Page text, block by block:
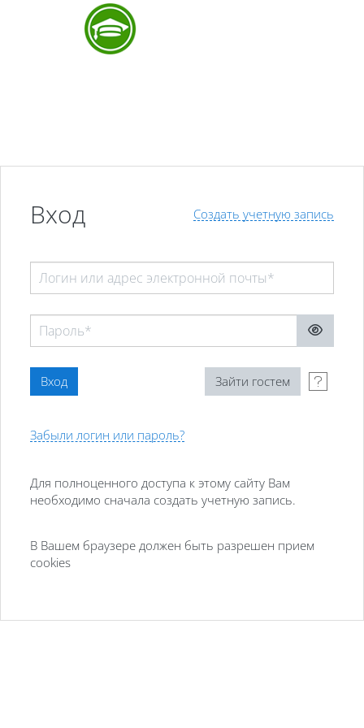
Перейти к основному содержанию
Вход Создать учетную запись
Забыли логин или пароль?
Для полноценного доступа к этому сайту Вам
необходимо сначала создать учетную запись.
В Вашем браузере должен быть разрешен прием
cookies